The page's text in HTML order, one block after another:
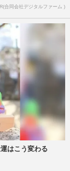
合同会社デジタルファーム )
はこう変わる